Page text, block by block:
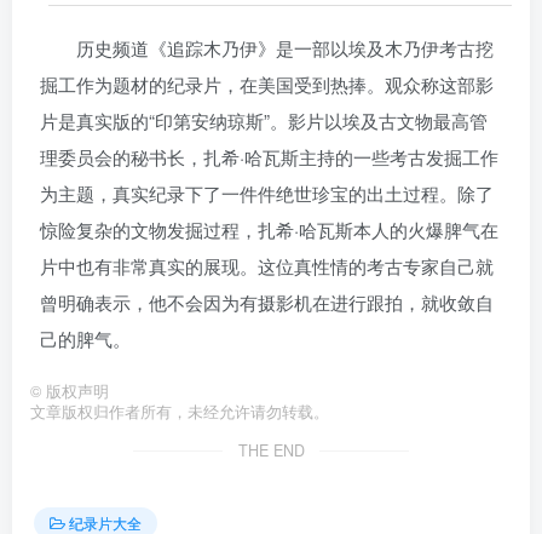
历史频道《追踪木乃伊》是一部以埃及木乃伊考古挖
掘工作为题材的纪录片，在美国受到热捧。观众称这部影
片是真实版的“印第安纳琼斯”。影片以埃及古文物最高管
理委员会的秘书长，扎希·哈瓦斯主持的一些考古发掘工作
为主题，真实纪录下了一件件绝世珍宝的出土过程。除了
惊险复杂的文物发掘过程，扎希·哈瓦斯本人的火爆脾气在
片中也有非常真实的展现。这位真性情的考古专家自己就
曾明确表示，他不会因为有摄影机在进行跟拍，就收敛自
己的脾气。
© 版权声明
文章版权归作者所有，未经允许请勿转载。
THE END
纪录片大全